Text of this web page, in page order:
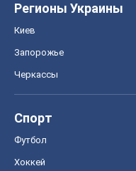
Регионы Украины
Киев
Запорожье
Черкассы
Спорт
Футбол
Хоккей